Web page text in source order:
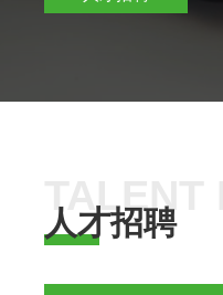
TALENT
人才招聘